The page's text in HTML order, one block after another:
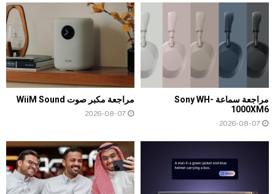
مراجعة سماعة Sony WH-
1000XM6
2026-08-07
مراجعة مكبر صوت WiiM Sound
2026-08-07